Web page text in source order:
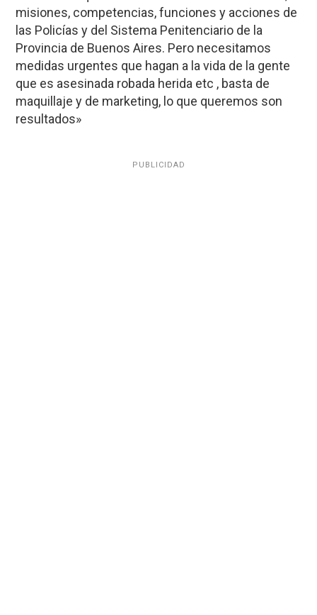
misiones, competencias, funciones y acciones de
las Policías y del Sistema Penitenciario de la
Provincia de Buenos Aires. Pero necesitamos
medidas urgentes que hagan a la vida de la gente
que es asesinada robada herida etc , basta de
maquillaje y de marketing, lo que queremos son
resultados»
PUBLICIDAD